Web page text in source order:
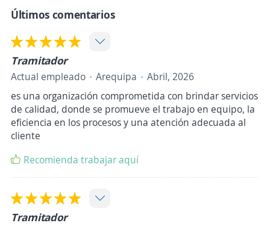
Últimos comentarios
Tramitador
Actual empleado Arequipa
Abril, 2026
es una organización comprometida con brindar servicios
de calidad, donde se promueve el trabajo en equipo, la
eficiencia en los procesos y una atención adecuada al
cliente
Recomienda trabajar aquí
Tramitador